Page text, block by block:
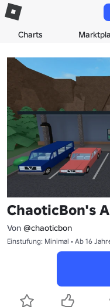
Charts
ChaoticBon's
Von @chaoticbon
Einstufung: Minimal • Ab 16